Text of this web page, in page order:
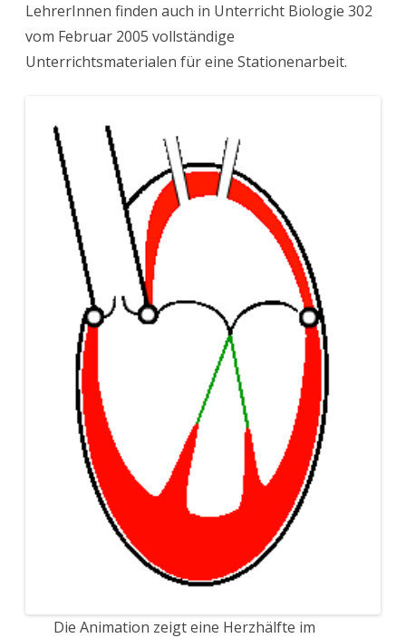
LehrerInnen finden auch in Unterricht Biologie 302
vom Februar 2005 vollständige
Unterrichtsmaterialen für eine Stationenarbeit.
Die Animation zeigt eine Herzhälfte im